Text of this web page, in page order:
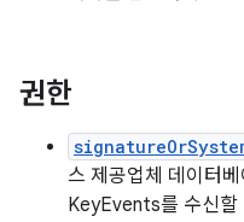
권한
스 제공업체 데이터
KeyEvents를 수신할